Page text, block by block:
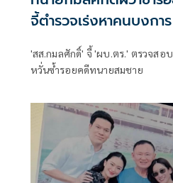
จี้ตำรวจเร่งหาคนบงการ
'สส.กมลศักดิ์' จี้ 'ผบ.ตร.' ตรวจสอบหลักฐาน เชื่อมีคนสั่งการ
หวั่นซ้ำรอยคดีทนายสมชาย